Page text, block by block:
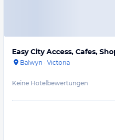
Easy City Access, Cafes,
Balwyn · Victoria
Keine Hotelbewertungen